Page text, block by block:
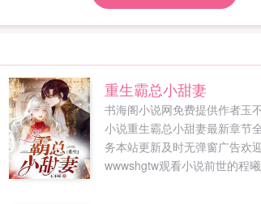
重生霸总小甜妻
书海阁小说网免费提供作者玉
小说重生霸总小甜妻最新章节
务本站更新及时无弹窗广告欢
wwwshgtw观看小说前世的程